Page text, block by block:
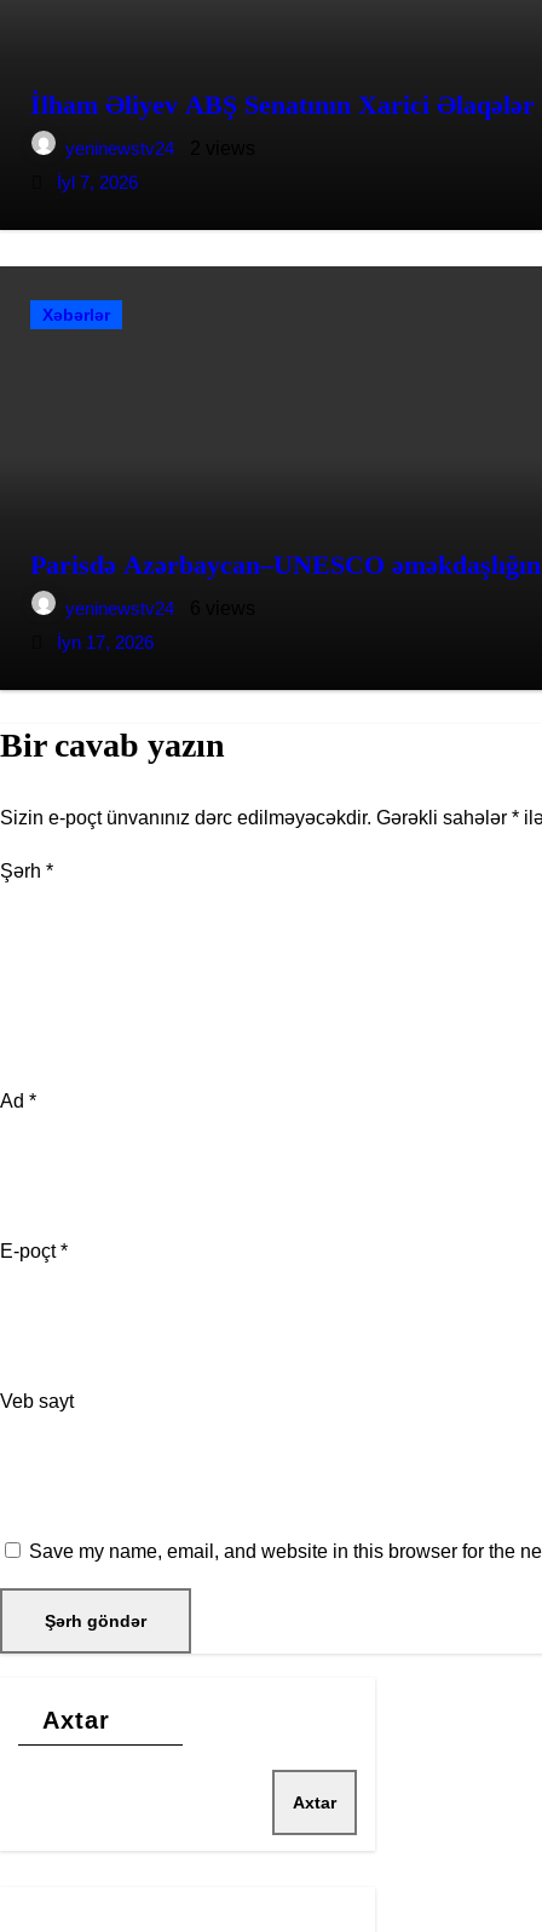
İlham Əliyev ABŞ Senatının Xarici
yeninewstv24
İyl 7, 2026
Xəbərlər
Parisdə Azərbaycan–UNESCO
yeninewstv24
İyn 17, 2026
Bir cavab yazın
Sizin e-poçt ünvanınız dərc edilməyəcəkdir. Gərəkli sahələr *
Şərh *
Ad *
E-poçt*
Veb sayt
Save my name, email, and website in this browser for the
Axtar
Axtar